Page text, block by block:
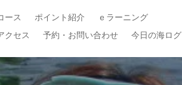
ース ポイント紹介
ｅラーニング
クセス 予約・お問い合わせ 今日の海ログ